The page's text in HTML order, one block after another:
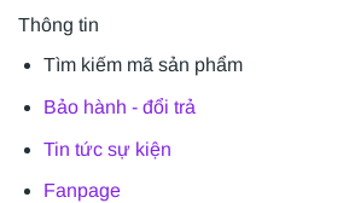
Thông tin
Tìm kiếm mã sản phẩm
Bảo hành - đổi trả
Tin tức sự kiện
Fanpage